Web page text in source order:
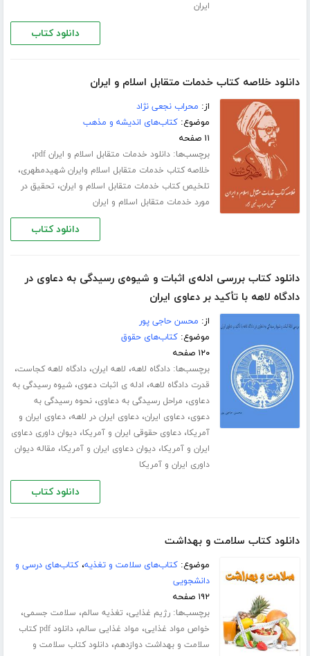
ایران
دانلود کتاب
دانلود خلاصه کتاب خدمات متقابل اسلام و ایران
از: محراب نجعی نژاد
موضوع:کتاب‌های اندیشه و مذهب
۱۱ صفحه
برچسب‌ها:دانلود خدمات متقابل اسلام و ایران pdf ،
خلاصه کتاب خدمات متقابل اسلام وایران شهیدمطهری،
تلخیص کتاب خدمات متقابل اسلام و ایران، تحقیق در
مورد خدمات متقابل اسلام و ایران
دانلود کتاب
دانلود کتاب بررسی ادله‌ی اثبات و شیوه‌ی رسیدگی به دعاوی در
دادگاه لاهه با تأکید بر دعاوی ایران
از: محسن حاجی پور
موضوع:کتاب‌های حقوق
۱۲۰ صفحه
برچسب‌ها:دادگاه لاهه، لاهه ایران،دادگاه لاهه کجاست،
قدرت دادگاه لاهه، ادله ی اثبات دعوی،شیوه رسیدگی به
دعاوی، مراحل رسیدگی به دعاوی،نحوه رسیدگی به
دعوی،دعاوی ایران،دعاوی ایران در لاهه،دعاوی ایران و
آمریکا،دعاوی حقوقی ایران و آمریکا،دیوان داوری دعاوی
ایران و آمریکا،دیوان دعاوی ایران و آمریکا، مقاله دیوان
داوری ایران و آمریکا
دانلود کتاب
دانلود کتاب سلامت و بهداشت
موضوع:کتاب‌های سلامت و تغذیه،کتاب‌های درسی و
دانشجویی
۱۹۲ صفحه
برچسب‌ها:رژیم غذایی، تغذیه سالم، سلامت جسمی،
خواص مواد غذایی، مواد غذایی سالم،
دانلود pdf کتاب
سلامت و بهداشت دوازدهم،دانلود کتاب سلامت و